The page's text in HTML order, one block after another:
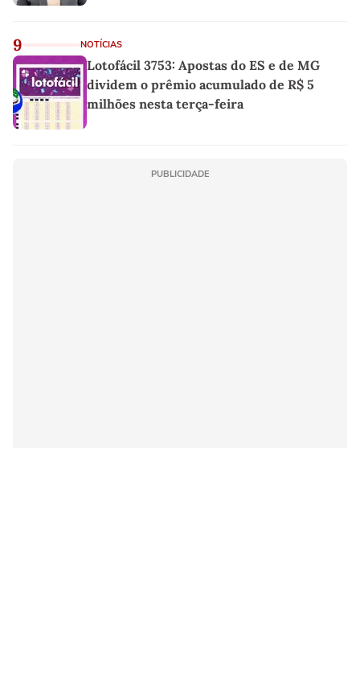
9 NOTÍCIAS
Lotofácil 3753: Apostas do ES e de MG
dividem o prêmio acumulado de R$ 5
milhões nesta terça-feira
PUBLICIDADE